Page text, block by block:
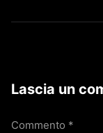
Lascia un
Commento *